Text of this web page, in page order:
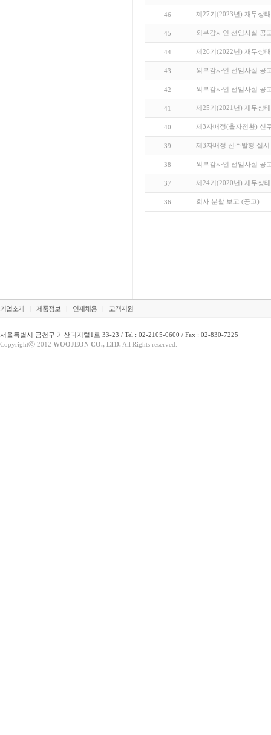
46 제27기(2023년) 재무상
45 외부감사인 선임사실 공
44 제26기(2022년) 재무상
43 외부감사인 선임사실 공
42 외부감사인 선임사실 공
41 제25기(2021년) 재무상
40 제3자배정(출자전환) 신
39 제3자배정 신주발행 실
38 외부감사인 선임사실 공
37 제24기(2020년) 재무상
36 회사 분할 보고 (공고)
기업소개 제품정보 인재채용 고객지원
서울특별시 금천구 가산디지털1로 33-23 / Tel : 02-2105-0600 / Fax : 02-830-7225
Copyrightⓒ 2012 WOOJEON CO., LTD. All Rights reserved.